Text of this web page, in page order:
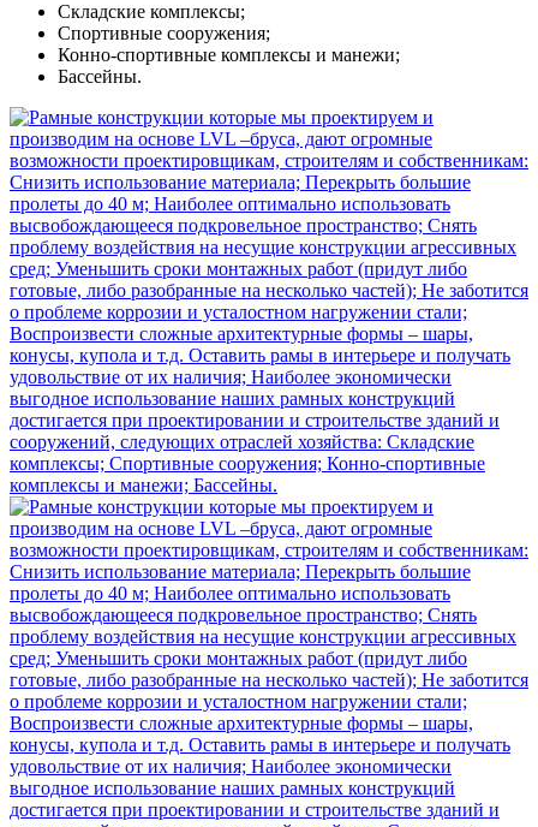
Складские комплексы;
Спортивные сооружения;
Конно-спортивные комплексы и манежи;
Бассейны.